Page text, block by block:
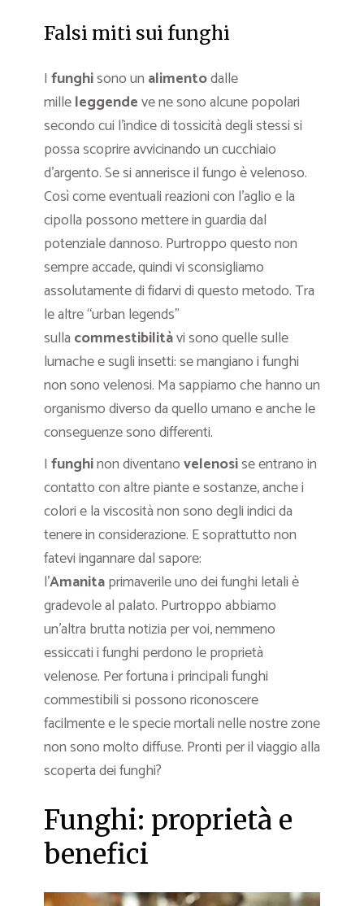
Falsi miti sui funghi
I funghisono un alimentodalle
milleleggendeve ne sono alcune popolari
secondo cui l’indice di tossicità degli stessi si
possa scoprire avvicinando un cucchiaio
d’argento. Se si annerisce il fungo è velenoso.
Così come eventuali reazioni con l’aglio e la
cipolla possono mettere in guardia dal
potenziale dannoso. Purtroppo questo non
sempre accade, quindi vi sconsigliamo
assolutamente di fidarvi di questo metodo. Tra
le altre “urban legends”
sulla commestibilitàvi sono quelle sulle
lumache e sugli insetti: se mangiano i funghi
non sono velenosi. Ma sappiamo che hanno un
organismo diverso da quello umano e anche le
conseguenze sono differenti.
I funghinon diventanovelenosise entrano in
contatto con altre piante e sostanze, anche i
colori e la viscosità non sono degli indici da
tenere in considerazione. E soprattutto non
fatevi ingannare dal sapore:
l’Amanitaprimaverile uno dei funghi letali è
gradevole al palato. Purtroppo abbiamo
un’altra brutta notizia per voi, nemmeno
essiccati i funghi perdono le proprietà
velenose. Per fortuna i principali funghi
commestibili si possono riconoscere
facilmente e le specie mortali nelle nostre zone
non sono molto diffuse. Pronti per il viaggio alla
scoperta dei funghi?
Funghi: proprietà e
benefici